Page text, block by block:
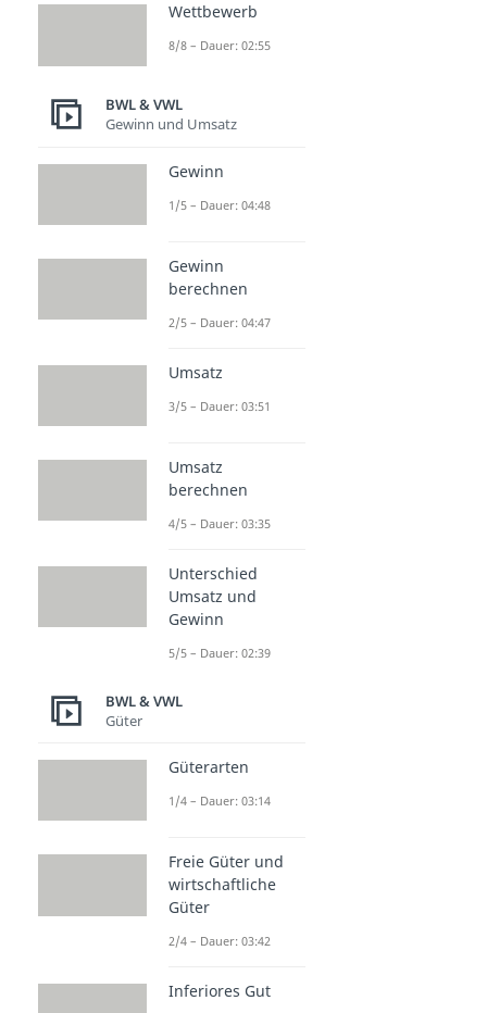
Wettbewerb
8/8 – Dauer: 02:55
BWL & VWL
Gewinn und Umsatz
Gewinn
1/5 – Dauer: 04:48
Gewinn
berechnen
2/5 – Dauer: 04:47
Umsatz
3/5 – Dauer: 03:51
Umsatz
berechnen
4/5 – Dauer: 03:35
Unterschied
Umsatz und
Gewinn
5/5 – Dauer: 02:39
BWL & VWL
Güter
Güterarten
1/4 – Dauer: 03:14
Freie Güter und
wirtschaftliche
Güter
2/4 – Dauer: 03:42
Inferiores Gut